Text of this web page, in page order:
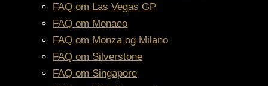
FAQ om Las Vegas GP
FAQ om Monaco
FAQ om Monza og Milano
FAQ om Silverstone
FAQ om Singapore